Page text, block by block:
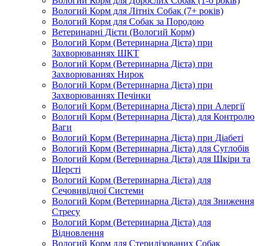
Вологий Корм для Літніх Собак (7+ років)
Вологий Корм для Собак за Породою
Ветеринарні Дієти (Вологий Корм)
Вологий Корм (Ветеринарна Дієта) при
Захворюваннях ШКТ
Вологий Корм (Ветеринарна Дієта) при
Захворюваннях Нирок
Вологий Корм (Ветеринарна Дієта) при
Захворюваннях Печінки
Вологий Корм (Ветеринарна Дієта) при Алергії
Вологий Корм (Ветеринарна Дієта) для Контролю
Ваги
Вологий Корм (Ветеринарна Дієта) при Діабеті
Вологий Корм (Ветеринарна Дієта) для Суглобів
Вологий Корм (Ветеринарна Дієта) для Шкіри та
Шерсті
Вологий Корм (Ветеринарна Дієта) для
Сечовивідної Системи
Вологий Корм (Ветеринарна Дієта) для Зниження
Стресу
Вологий Корм (Ветеринарна Дієта) для
Відновлення
Вологий Корм для Стерилізованих Собак